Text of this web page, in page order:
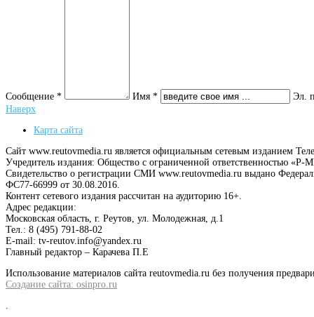
Сообщение * Имя *
Эл.
Наверх
Карта сайта
Сайт www.reutovmedia.ru является официальным сетевым изданием
Учредитель издания: Общество с ограниченной ответственностью
Свидетельство о регистрации СМИ www.reutovmedia.ru выдано
ФС77-66999 от 30.08.2016.
Контент сетевого издания рассчитан на аудиторию 16+.
Адрес редакции:
Московская область, г. Реутов, ул. Молодежная, д.1
Тел.: 8 (495) 791-88-02
E-mail: tv-reutov.info@yandex.ru
Главный редактор – Карачева П.Е
Использование материалов сайта reutovmedia.ru без получения
Создание сайта: osinpro.ru